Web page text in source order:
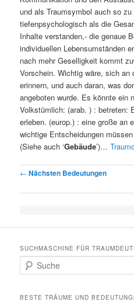
und als Traumsymbol auch so
tiefenpsychologisch als die
Inhalte verstanden,- die genaue
individuellen Lebensumständen
nach mehr Geselligkeit kommt
Vorschein. Wichtig wäre, sich an
erinnern, und auch daran, was
angeboten wurde. Es könnte ein
Volkstümlich: (arab. ) : betreten:
erleben. (europ.) : eine große an
wichtige Entscheidungen
(Siehe auch ‘Gebäude’)…
Post navigation
← Nächsten Bedeutungen
SUCHMASCHINE FÜR
Suche
BESTE TRÄUME UND